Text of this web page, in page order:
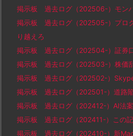
掲示板 過去ログ（202506-）モン
掲示板 過去ログ（202505-）プロ
り越えろ
掲示板 過去ログ（202504-）証券
掲示板 過去ログ（202503-）株価
掲示板 過去ログ（202502-）
掲示板 過去ログ（202501-）道路
掲示板 過去ログ（202412-）AI法案
掲示板 過去ログ（202411-）この記
掲示板 過去ログ（202410-）新